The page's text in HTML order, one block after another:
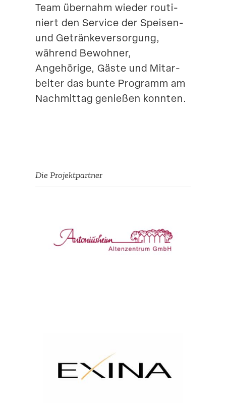
Team übernahm wieder routi­
niert den Service der Speisen-
und Geträn­ke­ver­sorgung,
während Bewohner,
Angehörige, Gäste und Mitar­
beiter das bunte Programm am
Nachmittag genießen konnten.
Die Projekt­partner